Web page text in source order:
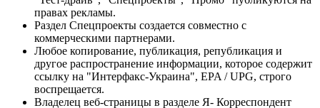
правах рекламы.
Раздел Спецпроекты создается совместно с
коммерческими партнерами.
Любое копирование, публикация, републикация и
другое распространение информации, которое содержит
ссылку на "Интерфакс-Украина", EPA / UPG, строго
воспрещается.
Владелец веб-страницы в разделе Я- Корреспондент